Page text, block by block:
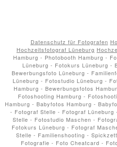
Datenschutz für Fotografen
Hochzeitsfotograf Lüneburg
Hamburg - Photobooth Hamburg -
Lüneburg - Fotokurs Lüneburg -
Bewerbungsfoto Lüneburg -
Lüneburg - Fotostudio Lüneburg -
Hamburg - Bewerbungsfotos
Fotoshooting Hamburg -
Hamburg - Babyfotos Hamburg -
- Fotograf Stelle - Fotograf
Stelle - Fotostudio Maschen -
Fotokurs Lüneburg - Fotograf
Stelle - Familienshooting -
Fotografie - Foto Cheatcard -